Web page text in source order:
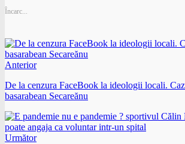
Încarc...
Anterior
De la cenzura FaceBook la ideologii locali.
basarabean Secareănu
Următor